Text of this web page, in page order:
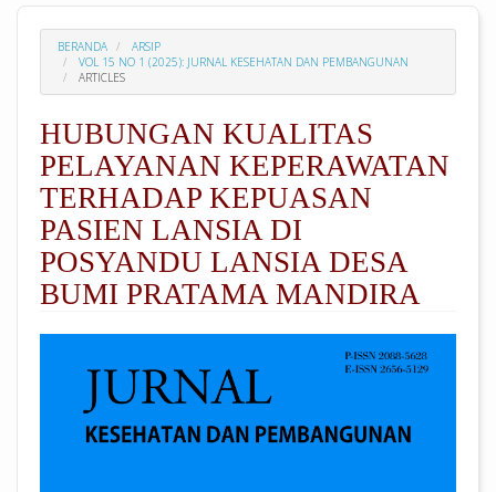
BERANDA
ARSIP
VOL 15 NO 1 (2025): JURNAL KESEHATAN DAN PEMBANGUNAN
ARTICLES
HUBUNGAN KUALITAS
PELAYANAN KEPERAWATAN
TERHADAP KEPUASAN
PASIEN LANSIA DI
POSYANDU LANSIA DESA
BUMI PRATAMA MANDIRA